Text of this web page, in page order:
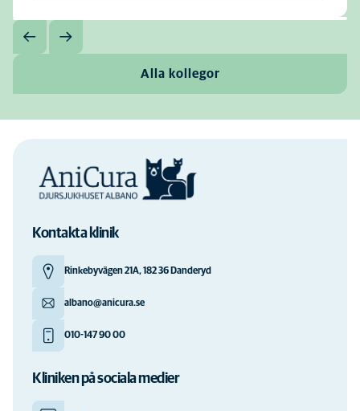
Alla kollegor
Kontakta klinik
Rinkebyvägen 21A, 182 36 Danderyd
albano@anicura.se
010-147 90 00
Kliniken på sociala medier